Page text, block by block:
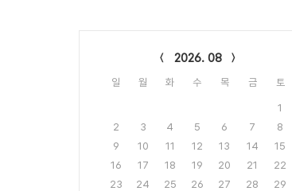
2026. 08
일 월 화 수 목 금 토
1
2
3 4 5 6 7
8
9
10 11 12 13 14
15
16
17 18 19 20 21
22
23
24 25 26 27 28
29